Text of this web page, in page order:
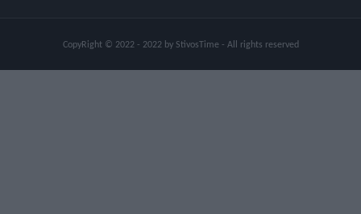
CopyRight © 2022 - 2022 by StivosTime - All rights reserved